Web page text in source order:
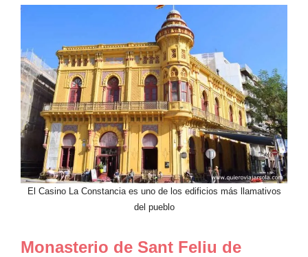
El Casino La Constancia es uno de los edificios más llamativos
del pueblo
Monasterio de Sant Feliu de